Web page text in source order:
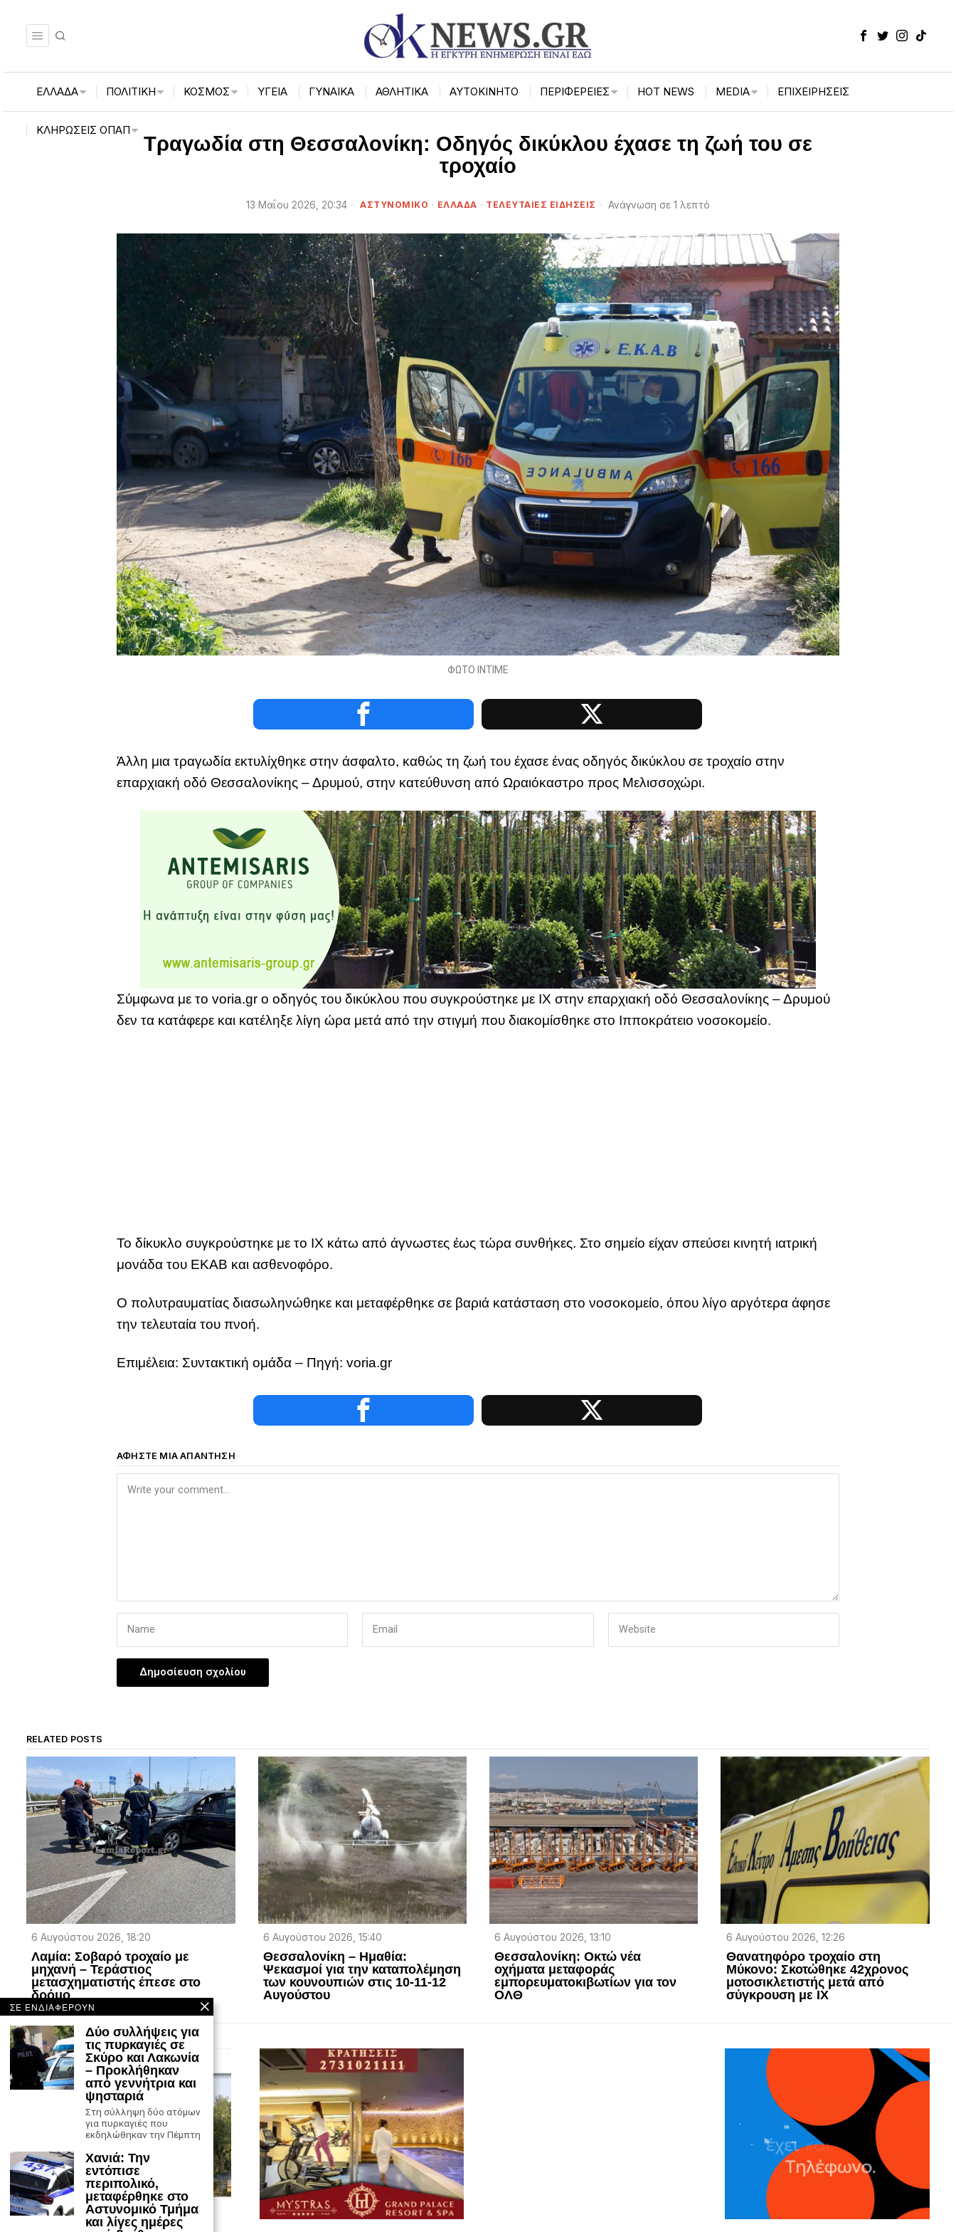
ΕΛΛΑΔΑ ΠΟΛΙΤΙΚΗ ΚΟΣΜΟΣ ΥΓΕΙΑ ΓΥΝΑΙΚΑ ΑΘΛΗΤΙΚΑ ΑΥΤΟΚΙΝΗΤΟ ΠΕΡΙΦΈΡΕΙΕΣ HOT NEWS MEDIA ΕΠΙΧΕΙΡΉΣΕΙΣ
ΚΛΗΡΏΣΕΙΣ ΟΠΑΠ
Τραγωδία στη Θεσσαλονίκη: Oδηγός δικύκλου έχασε τη ζωή του σε
τροχαίο
13 Μαΐου 2026, 20:34 ΑΣΤΥΝΟΜΙΚΟ · ΕΛΛΑΔΑ · ΤΕΛΕΥΤΑΙΕΣ ΕΙΔΗΣΕΙΣ Ανάγνωση σε 1 λεπτό
ΦΩΤΟ ΙΝΤΙΜΕ
Άλλη μια τραγωδία εκτυλίχθηκε στην άσφαλτο, καθώς τη ζωή του έχασε ένας οδηγός δικύκλου σε τροχαίο στην
επαρχιακή οδό Θεσσαλονίκης – Δρυμού, στην κατεύθυνση από Ωραιόκαστρο προς Μελισσοχώρι.
Σύμφωνα με το voria.gr o οδηγός του δικύκλου που συγκρούστηκε με ΙΧ στην επαρχιακή οδό Θεσσαλονίκης – Δρυμού
δεν τα κατάφερε και κατέληξε λίγη ώρα μετά από την στιγμή που διακομίσθηκε στο Ιπποκράτειο νοσοκομείο.
Το δίκυκλο συγκρούστηκε με το ΙΧ κάτω από άγνωστες έως τώρα συνθήκες. Στο σημείο είχαν σπεύσει κινητή ιατρική
μονάδα του ΕΚΑΒ και ασθενοφόρο.
Ο πολυτραυματίας διασωληνώθηκε και μεταφέρθηκε σε βαριά κατάσταση στο νοσοκομείο, όπου λίγο αργότερα άφησε
την τελευταία του πνοή.
Επιμέλεια: Συντακτική ομάδα – Πηγή: voria.gr
ΑΦΉΣΤΕ ΜΙΑ ΑΠΆΝΤΗΣΗ
RELATED POSTS
6 Αυγούστου 2026, 18:20
Λαμία: Σοβαρό τροχαίο με
μηχανή – Τεράστιoς
μετασχηματιστής έπεσε στο
δρόμο
6 Αυγούστου 2026, 15:40
Θεσσαλονίκη – Ημαθία:
Ψεκασμοί για την καταπολέμηση
των κουνουπιών στις 10-11-12
Αυγούστου
6 Αυγούστου 2026, 13:10
Θεσσαλονίκη: Οκτώ νέα
οχήματα μεταφοράς
εμπορευματοκιβωτίων για τον
ΟΛΘ
6 Αυγούστου 2026, 12:26
Θανατηφόρο τροχαίο στη
Μύκονο: Σκοτώθηκε 42χρονος
μοτοσικλετιστής μετά από
σύγκρουση με ΙΧ
ΣΕ ΕΝΔΙΑΦΕΡΟΥΝ
Δύο συλλήψεις για
τις πυρκαγιές σε
Σκύρο και Λακωνία
– Προκλήθηκαν
από γεννήτρια και
ψησταριά
Στη σύλληψη δύο ατόμων
για πυρκαγιές που
εκδηλώθηκαν την Πέμπτη
Χανιά: Την
εντόπισε
περιπολικό,
μεταφέρθηκε στο
Αστυνομικό Τμήμα
και λίγες ημέρες